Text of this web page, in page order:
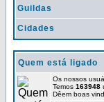
Guildas
Cidades
Quem está ligado
Os nossos
Temos 163948
Dêem boas